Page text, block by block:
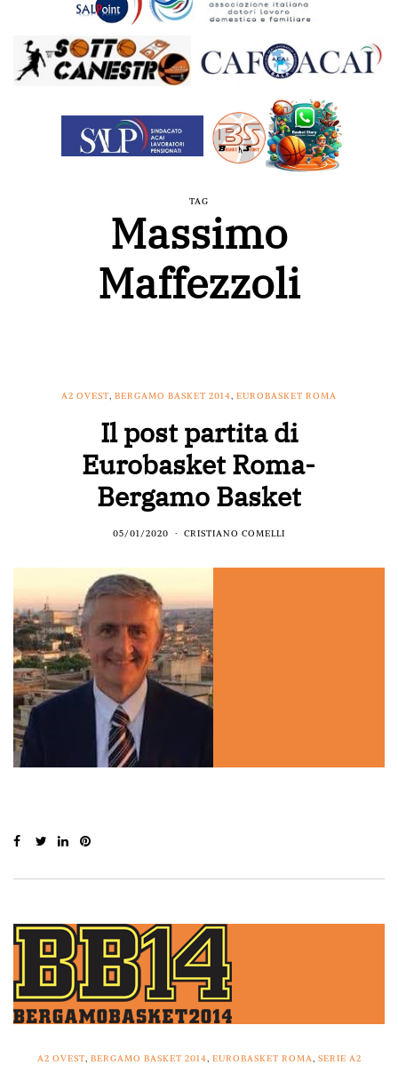
TAG
Massimo
Maffezzoli
A2 OVEST, BERGAMO BASKET 2014, EUROBASKET ROMA
Il post partita di
Eurobasket Roma-
Bergamo Basket
05/01/2020 CRISTIANO COMELLI
A2 OVEST, BERGAMO BASKET 2014, EUROBASKET ROMA, SERIE A2